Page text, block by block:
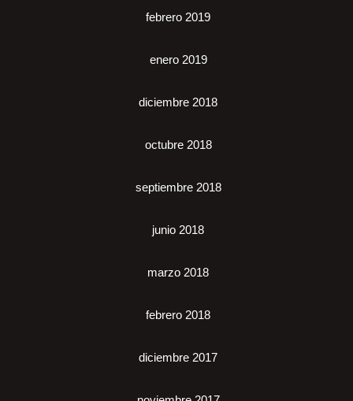
febrero 2019
enero 2019
diciembre 2018
octubre 2018
septiembre 2018
junio 2018
marzo 2018
febrero 2018
diciembre 2017